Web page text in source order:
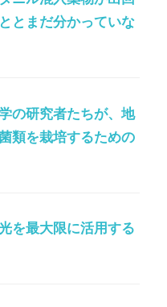
とまだ分かっていな
の研究者たちが、地
類を栽培するための
を最大限に活用する